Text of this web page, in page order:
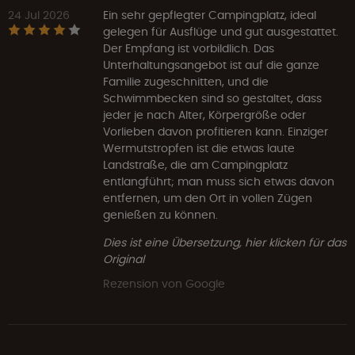
24 Jul 2026
Ein sehr gepflegter Campingplatz, ideal
gelegen für Ausflüge und gut ausgestattet.
Der Empfang ist vorbildlich. Das
Unterhaltungsangebot ist auf die ganze
Familie zugeschnitten, und die
Schwimmbecken sind so gestaltet, dass
jeder je nach Alter, Körpergröße oder
Vorlieben davon profitieren kann. Einziger
Wermutstropfen ist die etwas laute
Landstraße, die am Campingplatz
entlangführt; man muss sich etwas davon
entfernen, um den Ort in vollen Zügen
genießen zu können.
Dies ist eine Übersetzung, hier klicken für das
Original
Rezension von Google